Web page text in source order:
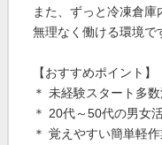
また、ずっと冷凍倉庫
無理なく働ける環境
【おすすめポイント】
＊ 未経験スタート多
＊ 20代～50代の男女
＊ 覚えやすい簡単軽